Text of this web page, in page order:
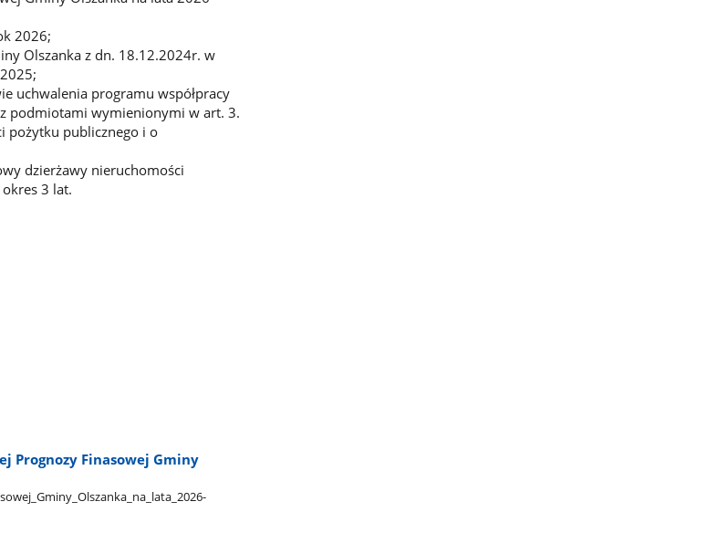
2026;
Olszanka z dn. 18.12.2024r. w
uchwalenia programu współpracy
podmiotami wymienionymi w art. 3.
pożytku publicznego i o
dzierżawy nieruchomości
3 lat.
Prognozy Finasowej Gminy